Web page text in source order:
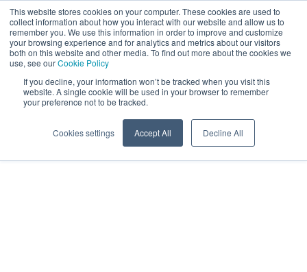
This website stores cookies on your computer. These cookies are used to
collect information about how you interact with our website and allow us to
remember you. We use this information in order to improve and customize
your browsing experience and for analytics and metrics about our visitors
both on this website and other media. To find out more about the cookies we
use, see ourCookie Policy
If you decline, your information won’t be tracked when you visit this
website. A single cookie will be used in your browser to remember
your preference not to be tracked.
Cookies settings Accept All Decline All
ET